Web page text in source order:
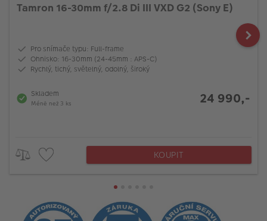
Tamron 16-30mm f/2.8 Di III VXD G2 (Sony E)
Pro snímače typu: Full-frame
Ohnisko: 16-30mm (24-45mm : APS-C)
Rychlý, tichý, světelný, odolný, široký
Skladem
Méně než 3 ks 24 990,-
KOUPIT